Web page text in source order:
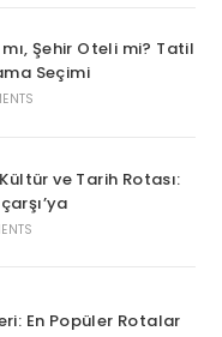
Şehir Oteli mi? Tatil
Seçimi
ve Tarih Rotası:
En Popüler Rotalar